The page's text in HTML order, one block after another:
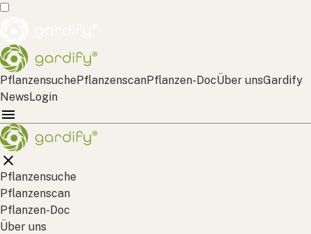
PflanzensuchePflanzenscanPflanzen-DocÜber unsGardify
NewsLogin
Pflanzensuche
Pflanzenscan
Pflanzen-Doc
Über uns